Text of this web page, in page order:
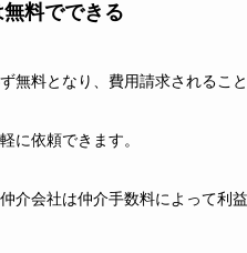
料でできる
無料となり、費用請求されること
に依頼できます。
介会社は仲介手数料によって利